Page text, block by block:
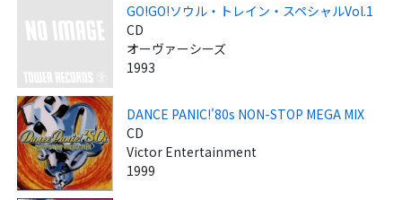
GO!GO!ソウル・トレイン・スペシャルVol.1
CD
オーヴァーシーズ
1993
DANCE PANIC!'80s NON-STOP MEGA MIX
CD
Victor Entertainment
1999